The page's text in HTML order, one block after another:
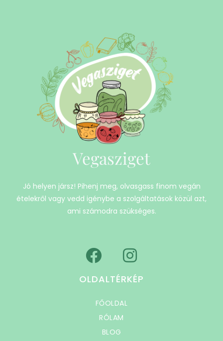
Vegasziget
Jó helyen jársz! Pihenj meg, olvasgass finom vegán
ételekről vagy vedd igénybe a szolgáltatások közül azt,
ami számodra szükséges.
OLDALTÉRKÉP
FŐOLDAL
RÓLAM
BLOG